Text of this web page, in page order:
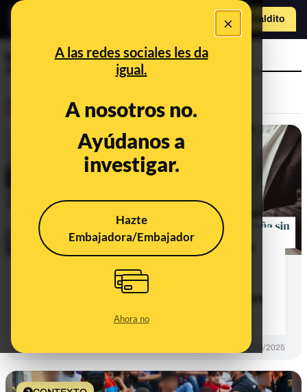
×
A las redes sociales les da
igual.
A nosotros no.
Ayúdanos a
investigar.
Hazte
Embajadora/Embajador
Ahora no
Hazte Maldito
trabajo
CONTEXTO
La afirmación de que "el 58% de los
trabajar": el porcentaje incluye a
menores de 16 años que no están en
01/09/2025